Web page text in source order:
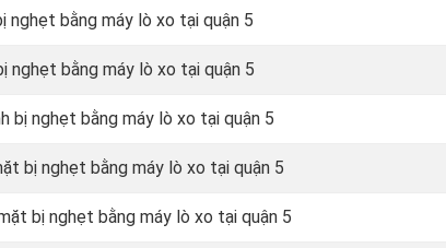
nghẹt bằng máy lò xo tại quận 5
nghẹt bằng máy lò xo tại quận 5
bị nghẹt bằng máy lò xo tại quận 5
bị nghẹt bằng máy lò xo tại quận 5
bị nghẹt bằng máy lò xo tại quận 5